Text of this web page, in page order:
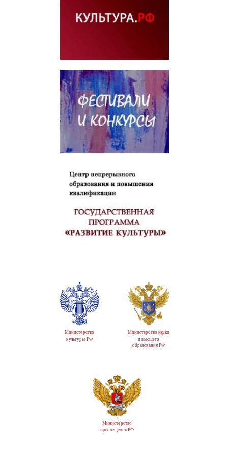
Министерство
культуры РФ
Министерство науки
и высшего
образования РФ
Министерство
просвещения РФ